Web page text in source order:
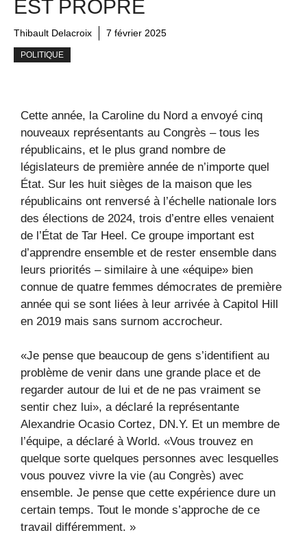
EST PROPRE
Thibault Delacroix 7 février 2025
POLITIQUE
Cette année, la Caroline du Nord a envoyé cinq
nouveaux représentants au Congrès – tous les
républicains, et le plus grand nombre de
législateurs de première année de n’importe quel
État. Sur les huit sièges de la maison que les
républicains ont renversé à l’échelle nationale lors
des élections de 2024, trois d’entre elles venaient
de l’État de Tar Heel. Ce groupe important est
d’apprendre ensemble et de rester ensemble dans
leurs priorités – similaire à une «équipe» bien
connue de quatre femmes démocrates de première
année qui se sont liées à leur arrivée à Capitol Hill
en 2019 mais sans surnom accrocheur.
«Je pense que beaucoup de gens s’identifient au
problème de venir dans une grande place et de
regarder autour de lui et de ne pas vraiment se
sentir chez lui», a déclaré la représentante
Alexandrie Ocasio Cortez, DN.Y. Et un membre de
l’équipe, a déclaré à World. «Vous trouvez en
quelque sorte quelques personnes avec lesquelles
vous pouvez vivre la vie (au Congrès) avec
ensemble. Je pense que cette expérience dure un
certain temps. Tout le monde s’approche de ce
travail différemment. »